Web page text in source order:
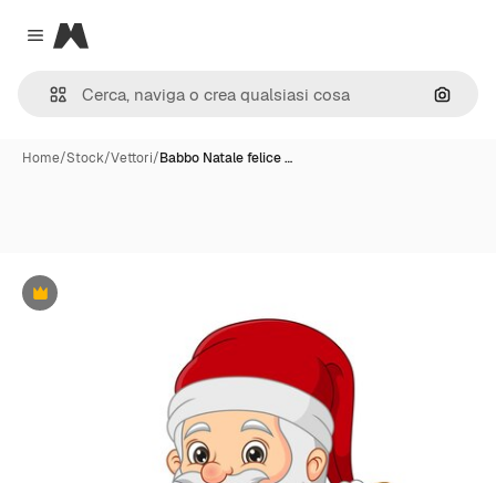
Close menu
Magnific
Cerca
Home/Stock/Vettori/Babbo Natale felice …
Premium